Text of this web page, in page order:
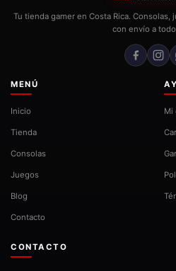
Tu tienda gamer en Costa Rica.
con envío a
MENÚ
Inicio
Tienda
Consolas
Juegos
Blog
Contacto
Mi
CONTACTO